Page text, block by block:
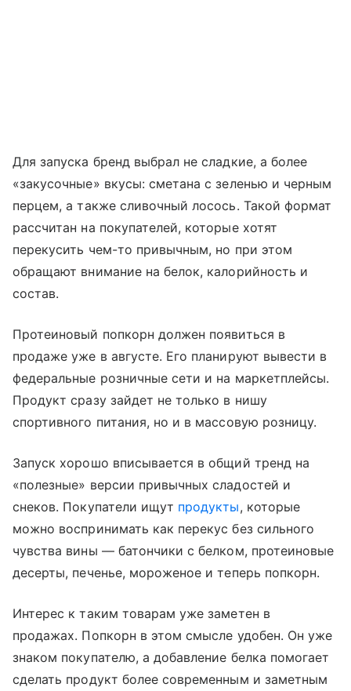
Для запуска бренд выбрал не сладкие, а более
«закусочные» вкусы: сметана с зеленью и черным
перцем, а также сливочный лосось. Такой формат
рассчитан на покупателей, которые хотят
перекусить чем-то привычным, но при этом
обращают внимание на белок, калорийность и
состав.
Протеиновый попкорн должен появиться в
продаже уже в августе. Его планируют вывести в
федеральные розничные сети и на маркетплейсы.
Продукт сразу зайдет не только в нишу
спортивного питания, но и в массовую розницу.
Запуск хорошо вписывается в общий тренд на
«полезные» версии привычных сладостей и
снеков. Покупатели ищут продукты, которые
можно воспринимать как перекус без сильного
чувства вины — батончики с белком, протеиновые
десерты, печенье, мороженое и теперь попкорн.
Интерес к таким товарам уже заметен в
продажах. Попкорн в этом смысле удобен. Он уже
знаком покупателю, а добавление белка помогает
сделать продукт более современным и заметным